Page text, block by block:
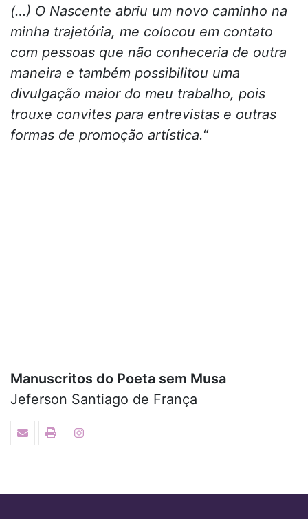
(…) O Nascente abriu um novo caminho na
minha trajetória, me colocou em contato
com pessoas que não conheceria de outra
maneira e também possibilitou uma
divulgação maior do meu trabalho, pois
trouxe convites para entrevistas e outras
formas de promoção artística.“
Manuscritos do Poeta sem Musa
Jeferson Santiago de França